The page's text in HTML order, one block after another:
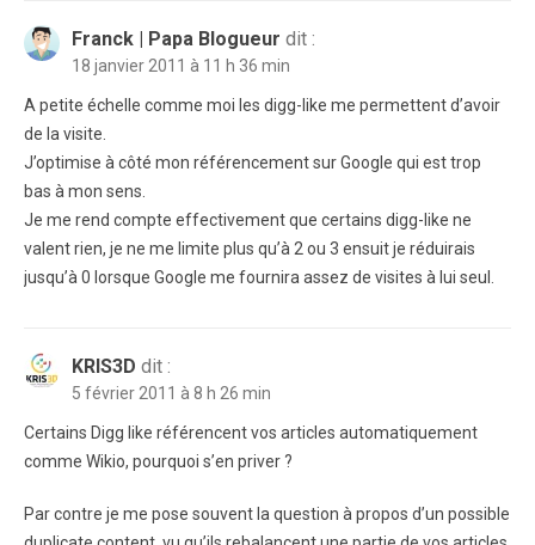
Franck | Papa Blogueur dit :
18 janvier 2011 à 11 h 36 min
A petite échelle comme moi les digg-like me permettent d’avoir
de la visite.
J’optimise à côté mon référencement sur Google qui est trop
bas à mon sens.
Je me rend compte effectivement que certains digg-like ne
valent rien, je ne me limite plus qu’à 2 ou 3 ensuit je réduirais
jusqu’à 0 lorsque Google me fournira assez de visites à lui seul.
KRIS3D dit :
5 février 2011 à 8 h 26 min
Certains Digg like référencent vos articles automatiquement
comme Wikio, pourquoi s’en priver ?
Par contre je me pose souvent la question à propos d’un possible